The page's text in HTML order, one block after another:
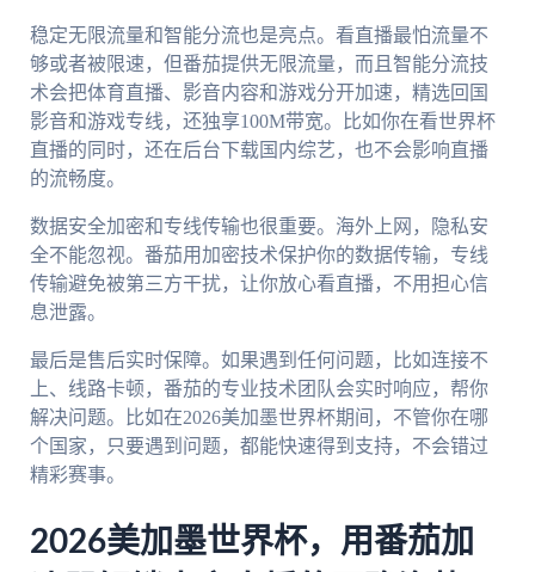
稳定无限流量和智能分流也是亮点。看直播最怕流量不
够或者被限速，但番茄提供无限流量，而且智能分流技
术会把体育直播、影音内容和游戏分开加速，精选回国
影音和游戏专线，还独享100M带宽。比如你在看世界杯
直播的同时，还在后台下载国内综艺，也不会影响直播
的流畅度。
数据安全加密和专线传输也很重要。海外上网，隐私安
全不能忽视。番茄用加密技术保护你的数据传输，专线
传输避免被第三方干扰，让你放心看直播，不用担心信
息泄露。
最后是售后实时保障。如果遇到任何问题，比如连接不
上、线路卡顿，番茄的专业技术团队会实时响应，帮你
解决问题。比如在2026美加墨世界杯期间，不管你在哪
个国家，只要遇到问题，都能快速得到支持，不会错过
精彩赛事。
2026美加墨世界杯，用番茄加